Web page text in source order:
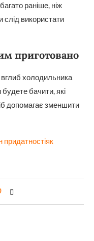
раніше, ніж
слід використати
приготовано
вглиб холодильника
бачити, які
допомагає зменшити
придатностіяк